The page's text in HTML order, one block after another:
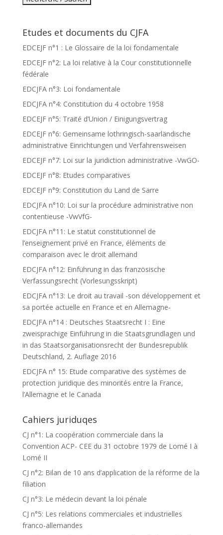
Etudes et documents du CJFA
EDCEJF n°1 : Le Glossaire de la loi fondamentale
EDCEJF n°2: La loi relative à la Cour constitutionnelle
fédérale
EDCJFA n°3: Loi fondamentale
EDCJFA n°4: Constitution du 4 octobre 1958
EDCEJF n°5: Traité d’Union / Einigungsvertrag
EDCEJF n°6: Gemeinsame lothringisch-saarländische
administrative Einrichtungen und Verfahrensweisen
EDCEJF n°7: Loi sur la juridiction administrative -VwGO-
EDCEJF n°8: Etudes comparatives
EDCEJF n°9: Constitution du Land de Sarre
EDCJFA n°10: Loi sur la procédure administrative non
contentieuse -VwVfG-
EDCJFA n°11: Le statut constitutionnel de
l’enseignement privé en France, éléments de
comparaison avec le droit allemand
EDCJFA n°12: Einführung in das französische
Verfassungsrecht (Vorlesungsskript)
EDCJFA n°13: Le droit au travail -son développement et
sa portée actuelle en France et en Allemagne-
EDCJFA n°14 : Deutsches Staatsrecht I : Eine
zweisprachige Einführung in die Staatsgrundlagen und
in das Staatsorganisationsrecht der Bundesrepublik
Deutschland, 2. Auflage 2016
EDCJFA n° 15: Etude comparative des systèmes de
protection juridique des minorités entre la France,
l’Allemagne et le Canada
Cahiers juriduqes
CJ n°1: La coopération commerciale dans la
Convention ACP- CEE du 31 octobre 1979 de Lomé I à
Lomé II
CJ n°2: Bilan de 10 ans d’application de la réforme de la
filiation
CJ n°3: Le médecin devant la loi pénale
CJ n°5: Les relations commerciales et industrielles
franco-allemandes